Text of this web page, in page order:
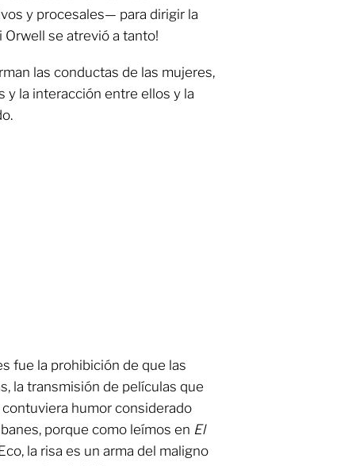
y procesales— para dirigir la
Orwell se atrevió a tanto!
las conductas de las mujeres,
y la interacción entre ellos y la
fue la prohibición de que las
la transmisión de películas que
humor considerado
porque como leímos en El
la risa es un arma del maligno